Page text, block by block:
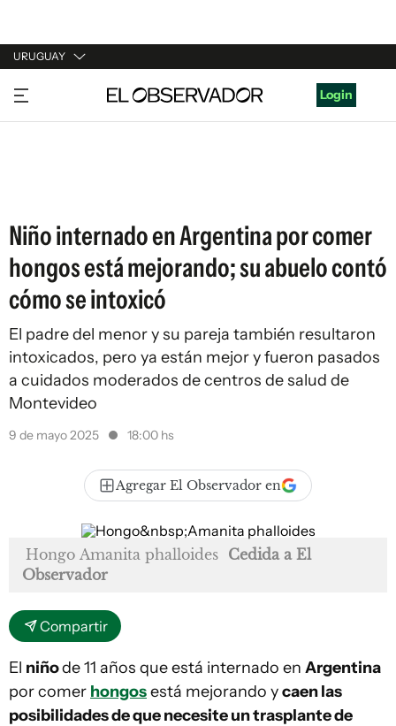
URUGUAY
URUGUAY
ARGENTINA
Login
Niño internado en Argentina por comer
hongos está mejorando; su abuelo contó
cómo se intoxicó
El padre del menor y su pareja también resultaron
intoxicados, pero ya están mejor y fueron pasados
a cuidados moderados de centros de salud de
Montevideo
9 de mayo 2025 18:00 hs
Agregar El Observador en
Hongo Amanita phalloides Cedida a El
Observador
Compartir
El niñode 11 años que está internado en Argentina
por comer hongosestá mejorando ycaen las
posibilidades de que necesite un trasplante de